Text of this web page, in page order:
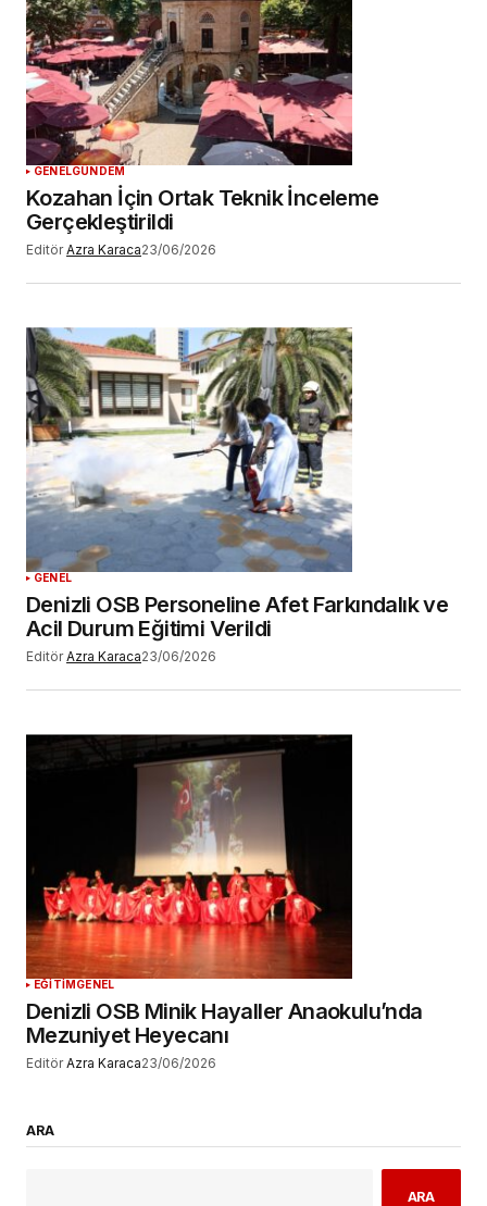
GENELGÜNDEM
Kozahan İçin Ortak Teknik İnceleme
Gerçekleştirildi
Editör Azra Karaca23/06/2026
GENEL
Denizli OSB Personeline Afet Farkındalık ve
Acil Durum Eğitimi Verildi
Editör Azra Karaca23/06/2026
EĞİTİM GENEL
Denizli OSB Minik Hayaller Anaokulu’nda
Mezuniyet Heyecanı
Editör Azra Karaca23/06/2026
ARA
ARA